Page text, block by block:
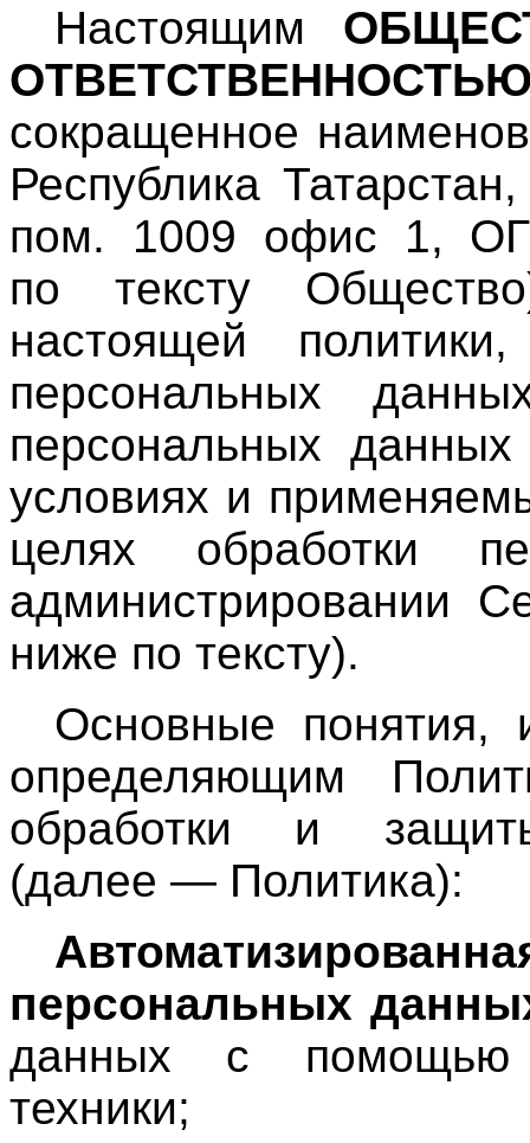
Настоящим
сокращенное
Республика
пом. 1009 офис 1,
по тексту
настоящей
персональных
персональных
условиях и
целях обработки
администрировании
ниже по тексту).
Основные понятия,
определяющим
обработки и
(далее — Политика):
персональных
данных с помощью
техники;